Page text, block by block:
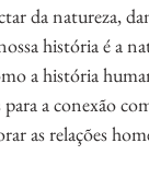
da natureza,
história é a
a história
a conexão
as relações